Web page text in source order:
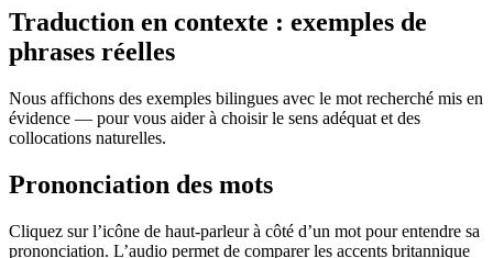
Traduction en contexte : exemples de
phrases réelles
Nous affichons des exemples bilingues avec le mot recherché mis en
évidence — pour vous aider à choisir le sens adéquat et des
collocations naturelles.
Prononciation des mots
Cliquez sur l’icône de haut-parleur à côté d’un mot pour entendre sa
prononciation. L’audio permet de comparer les accents britannique